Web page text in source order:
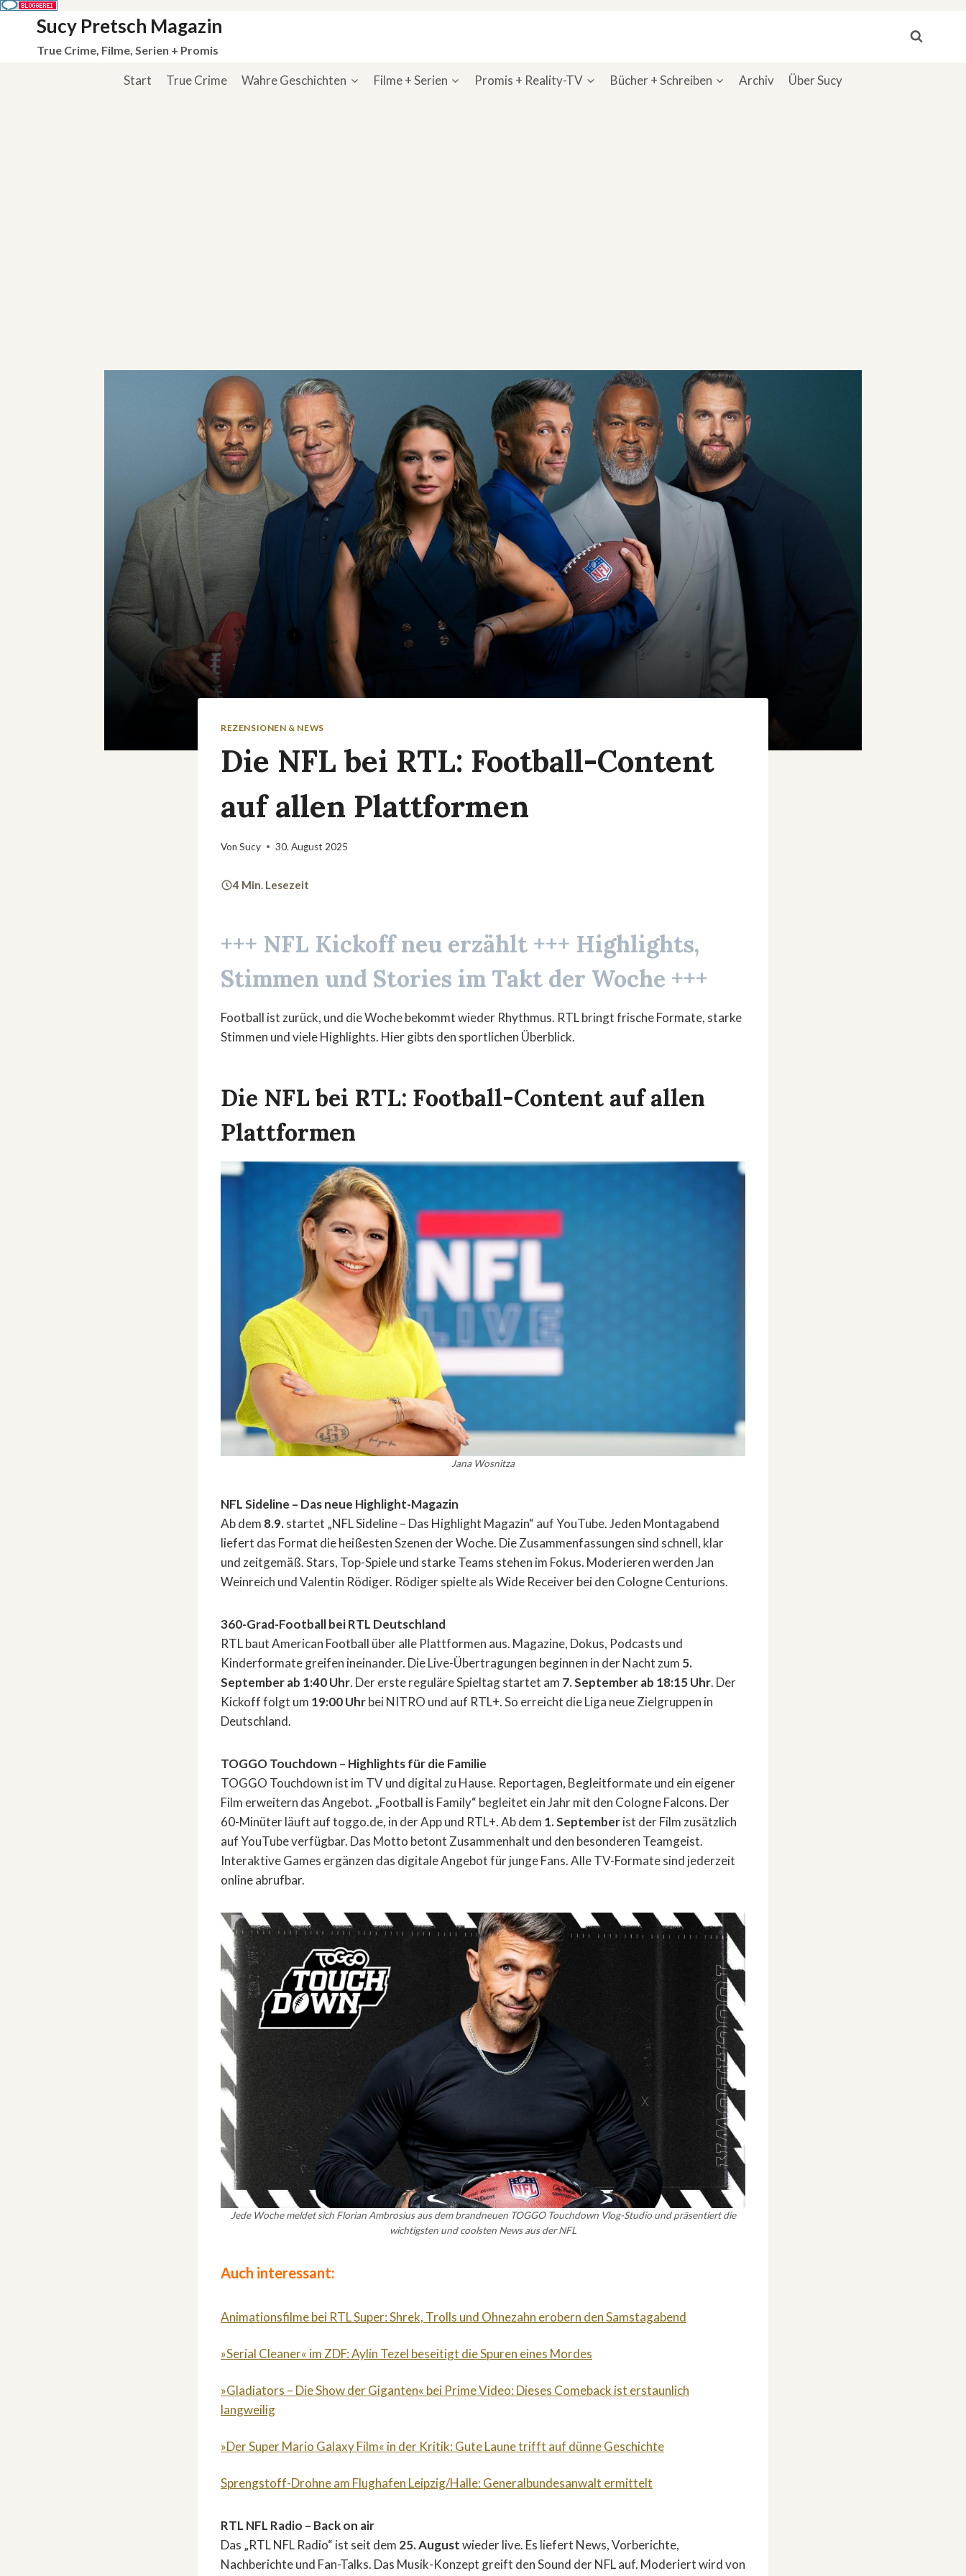
springen
Sucy Pretsch Magazin
True Crime, Filme, Serien + Promis
Start True Crime Wahre Geschichten Filme + Serien Promis + Reality-TV Bücher + Schreiben Archiv Über Sucy
REZENSIONEN & NEWS
Die NFL bei RTL: Football-Content
auf allen Plattformen
Von Sucy 30. August 2025
4 Min. Lesezeit
+++ NFL Kickoff neu erzählt +++ Highlights,
Stimmen und Stories im Takt der Woche +++
Football ist zurück, und die Woche bekommt wieder Rhythmus. RTL bringt frische Formate, starke
Stimmen und viele Highlights. Hier gibts den sportlichen Überblick.
Die NFL bei RTL: Football-Content auf allen
Plattformen
Jana Wosnitza
NFL Sideline – Das neue Highlight-Magazin
Ab dem 8.9.startet „NFL Sideline – Das Highlight Magazin“ auf YouTube. Jeden Montagabend
liefert das Format die heißesten Szenen der Woche. Die Zusammenfassungen sind schnell, klar
und zeitgemäß. Stars, Top-Spiele und starke Teams stehen im Fokus. Moderieren werden Jan
Weinreich und Valentin Rödiger. Rödiger spielte als Wide Receiver bei den Cologne Centurions.
360-Grad-Football bei RTL Deutschland
RTL baut American Football über alle Plattformen aus. Magazine, Dokus, Podcasts und
Kinderformate greifen ineinander. Die Live-Übertragungen beginnen in der Nacht zum 5.
September ab 1:40 Uhr. Der erste reguläre Spieltag startet am 7. September ab 18:15 Uhr. Der
Kickoff folgt um 19:00 Uhrbei NITRO und auf RTL+. So erreicht die Liga neue Zielgruppen in
Deutschland.
TOGGO Touchdown – Highlights für die Familie
TOGGO Touchdown ist im TV und digital zu Hause. Reportagen, Begleitformate und ein eigener
Film erweitern das Angebot. „Football is Family“ begleitet ein Jahr mit den Cologne Falcons. Der
60-Minüter läuft auf toggo.de, in der App und RTL+. Ab dem 1. Septemberist der Film zusätzlich
auf YouTube verfügbar. Das Motto betont Zusammenhalt und den besonderen Teamgeist.
Interaktive Games ergänzen das digitale Angebot für junge Fans. Alle TV-Formate sind jederzeit
online abrufbar.
Jede Woche meldet sich Florian Ambrosius aus dem brandneuen TOGGO Touchdown Vlog-Studio und präsentiert die
wichtigsten und coolsten News aus der NFL
Auch interessant:
Animationsfilme bei RTL Super: Shrek, Trolls und Ohnezahn erobern den Samstagabend
»Serial Cleaner« im ZDF: Aylin Tezel beseitigt die Spuren eines Mordes
»Gladiators – Die Show der Giganten« bei Prime Video: Dieses Comeback ist erstaunlich
langweilig
»Der Super Mario Galaxy Film« in der Kritik: Gute Laune trifft auf dünne Geschichte
Sprengstoff-Drohne am Flughafen Leipzig/Halle: Generalbundesanwalt ermittelt
RTL NFL Radio – Back on air
Das „RTL NFL Radio“ ist seit dem 25. Augustwieder live. Es liefert News, Vorberichte,
Nachberichte und Fan-Talks. Das Musik-Konzept greift den Sound der NFL auf. Moderiert wird von